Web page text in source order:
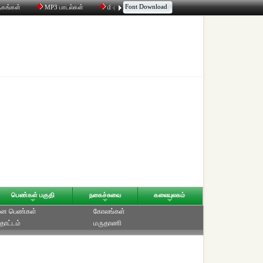
MP3 பாடல்கள் மின்னஞ்சல் திரட்டி உரையாடல்
Font Download
பெண்கள் பகுதி நகைச்சுவை கலையுலகம்
பெண்கள்
கோலங்கள்
மருதாணி